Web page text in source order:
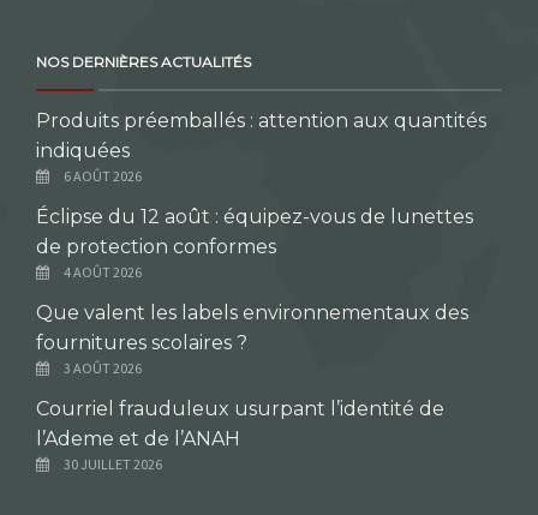
NOS DERNIÈRES ACTUALITÉS
Produits préemballés : attention aux quantités
indiquées
6 AOÛT 2026
Éclipse du 12 août : équipez-vous de lunettes
de protection conformes
4 AOÛT 2026
Que valent les labels environnementaux des
fournitures scolaires ?
3 AOÛT 2026
Courriel frauduleux usurpant l’identité de
l’Ademe et de l’ANAH
30 JUILLET 2026